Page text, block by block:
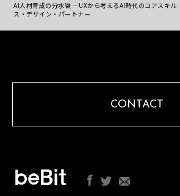
AI人材育成の分水嶺 ―UXから考えるAI時代のコアスキル
ス・デザイン・パートナー
CONTACT